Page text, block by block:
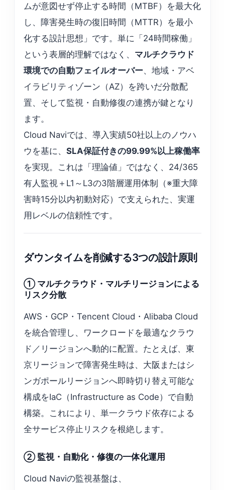
ムが意図せず停止する時間（MTBF）を最大化
し、障害発生時の復旧時間（MTTR）を最小
化する設計思想」です。単に「24時間稼働」
という表層的理解ではなく、 マルチクラウド
環境での自動フェイルオーバー、地域・アベ
イラビリティゾーン（AZ）を跨いだ分散配
置、そして監視・自動修復の連携が鍵となり
ます。
Cloud Naviでは、導入実績50社以上のノウハ
ウを基に、SLA保証付きの99.99%以上稼働率
を実現。これは「理論値」ではなく、24/365
有人監視＋L1～L3の3階層運用体制（※重大障
害時15分以内初動対応）で支えられた、実運
用レベルの信頼性です。
ダウンタイムを削減する3つの設計原則
① マルチクラウド・マルチリージョンによる
リスク分散
AWS・GCP・Tencent Cloud・Alibaba Cloud
を統合管理し、ワークロードを最適なクラウ
ド／リージョンへ動的に配置。たとえば、東
京リージョンで障害発生時は、大阪またはシ
ンガポールリージョンへ即時切り替え可能な
構成をIaC（Infrastructure as Code）で自動
構築。これにより、単一クラウド依存による
全サービス停止リスクを根絶します。
② 監視・自動化・修復の一体化運用
Cloud Naviの監視基盤は、